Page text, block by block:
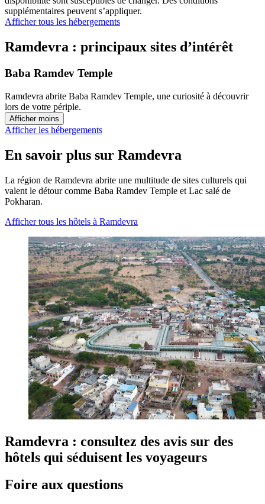
supplémentaires peuvent s’appliquer.
Afficher tous les hébergements
Ramdevra : principaux sites d’intérêt
Baba Ramdev Temple
Ramdevra abrite Baba Ramdev Temple, une curiosité à découvrir
lors de votre périple.
Afficher moins
Afficher les hébergements
En savoir plus sur Ramdevra
La région de Ramdevra abrite une multitude de sites culturels qui
valent le détour comme Baba Ramdev Temple et Lac salé de
Pokharan.
Afficher tous les hôtels à Ramdevra
Ramdevra : consultez des avis sur des
hôtels qui séduisent les voyageurs
Foire aux questions